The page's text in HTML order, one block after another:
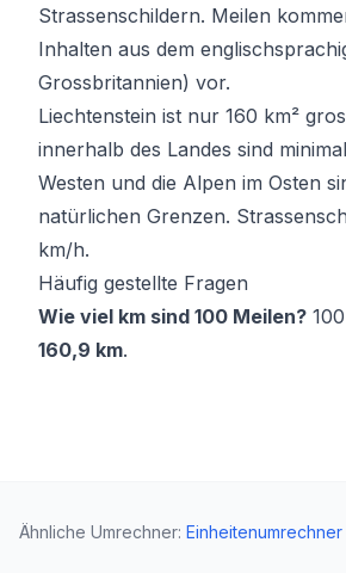
Strassenschildern. Meilen
Inhalten aus dem
Grossbritannien) vor.
Liechtenstein ist nur 160 km²
innerhalb des Landes sind
Westen und die Alpen im Osten
natürlichen Grenzen.
km/h.
Häufig gestellte Fragen
Wie viel km sind 100 Meilen?
160,9 km.
Ähnliche Umrechner: Einheitenumrechner